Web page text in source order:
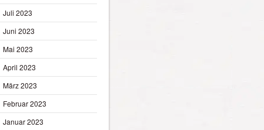
Juli 2023
Juni 2023
Mai 2023
April 2023
März 2023
Februar 2023
Januar 2023